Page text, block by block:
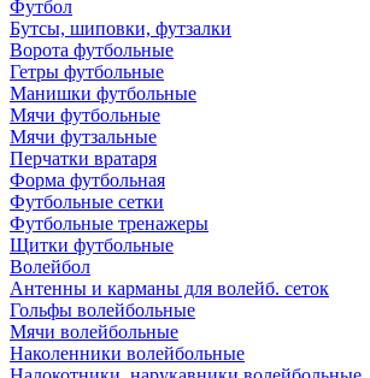
Футбол
Бутсы, шиповки, футзалки
Ворота футбольные
Гетры футбольные
Манишки футбольные
Мячи футбольные
Мячи футзальные
Перчатки вратаря
Форма футбольная
Футбольные сетки
Футбольные тренажеры
Щитки футбольные
Волейбол
Антенны и карманы для волейб. сеток
Гольфы волейбольные
Мячи волейбольные
Наколенники волейбольные